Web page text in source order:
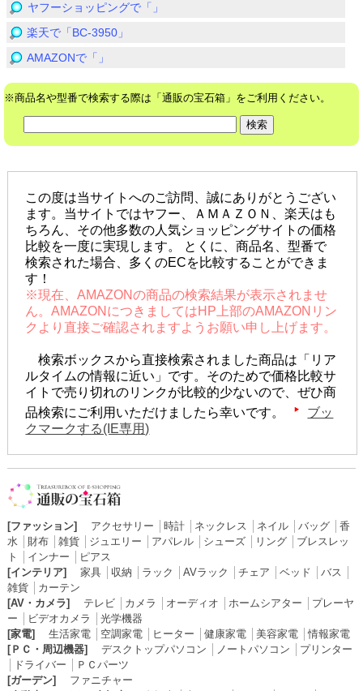
ヤフーショッピングで「」
楽天で「BC-3950」
AMAZONで「」
※商品名や型番で検索する際は「通販の宝石箱」をご利用ください。
この度は当サイトへのご訪問、誠にありがとうござい
ます。当サイトではヤフー、ＡＭＡＺＯＮ、楽天はも
ちろん、その他多数の人気ショッピングサイトの価格
比較を一度に実現します。 とくに、商品名、型番で
検索された場合、多くのECを比較することができま
す！
※現在、AMAZONの商品の検索結果が表示されませ
ん。AMAZONにつきましてはHP上部のAMAZONリン
クより直接ご確認されますようお願い申し上げます。
検索ボックスから直接検索されました商品は「リア
ルタイムの情報に近い」です。そのためで価格比較サ
イトで売り切れのリンクが比較的少ないので、ぜひ商
品検索にご利用いただけましたら幸いです。
ブッ
クマークする(IE専用)
[ファッション] アクセサリー 時計│ ネックレス ネイル│ バッグ│ 香
水
財布│ 雑貨│ ジュエリー アパレル│ シューズ│ リング│ ブレスレッ
ト
インナー
ピアス
[インテリア]
家具│ 収納 ラック AVラック チェア ベッド バス
雑貨│ カーテン
[AV・カメラ]
テレビ│ カメラ オーディオ ホームシアター
プレーヤ
ー
ビデオカメラ
光学機器
[家電]
生活家電│ 空調家電│ ヒーター 健康家電│ 美容家電│情報家電
[ＰＣ・周辺機器]
デスクトップパソコン ノートパソコン
プリンター
ドライバー
ＰＣパーツ
[ガーデン]
ファニチャー